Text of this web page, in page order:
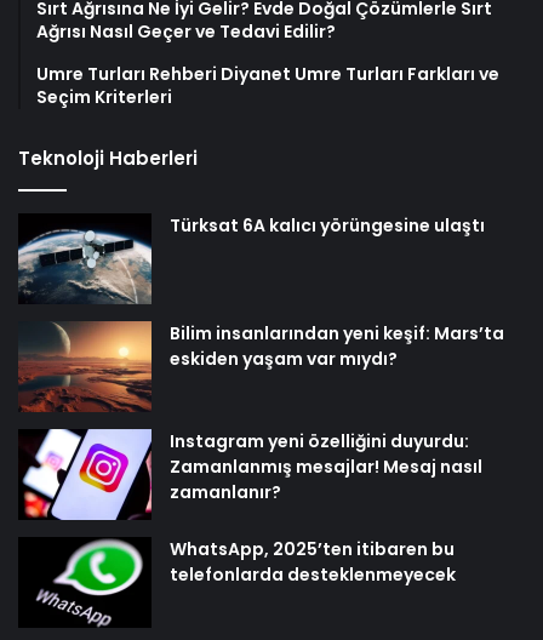
Sırt Ağrısına Ne İyi Gelir? Evde Doğal Çözümlerle Sırt
Ağrısı Nasıl Geçer ve Tedavi Edilir?
Umre Turları Rehberi Diyanet Umre Turları Farkları ve
Seçim Kriterleri
Teknoloji Haberleri
Türksat 6A kalıcı yörüngesine ulaştı
Bilim insanlarından yeni keşif: Mars’ta
eskiden yaşam var mıydı?
Instagram yeni özelliğini duyurdu:
Zamanlanmış mesajlar! Mesaj nasıl
zamanlanır?
WhatsApp, 2025’ten itibaren bu
telefonlarda desteklenmeyecek